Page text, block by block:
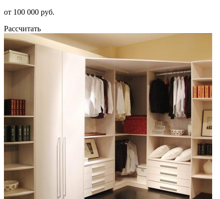
от 100 000 руб.
Рассчитать